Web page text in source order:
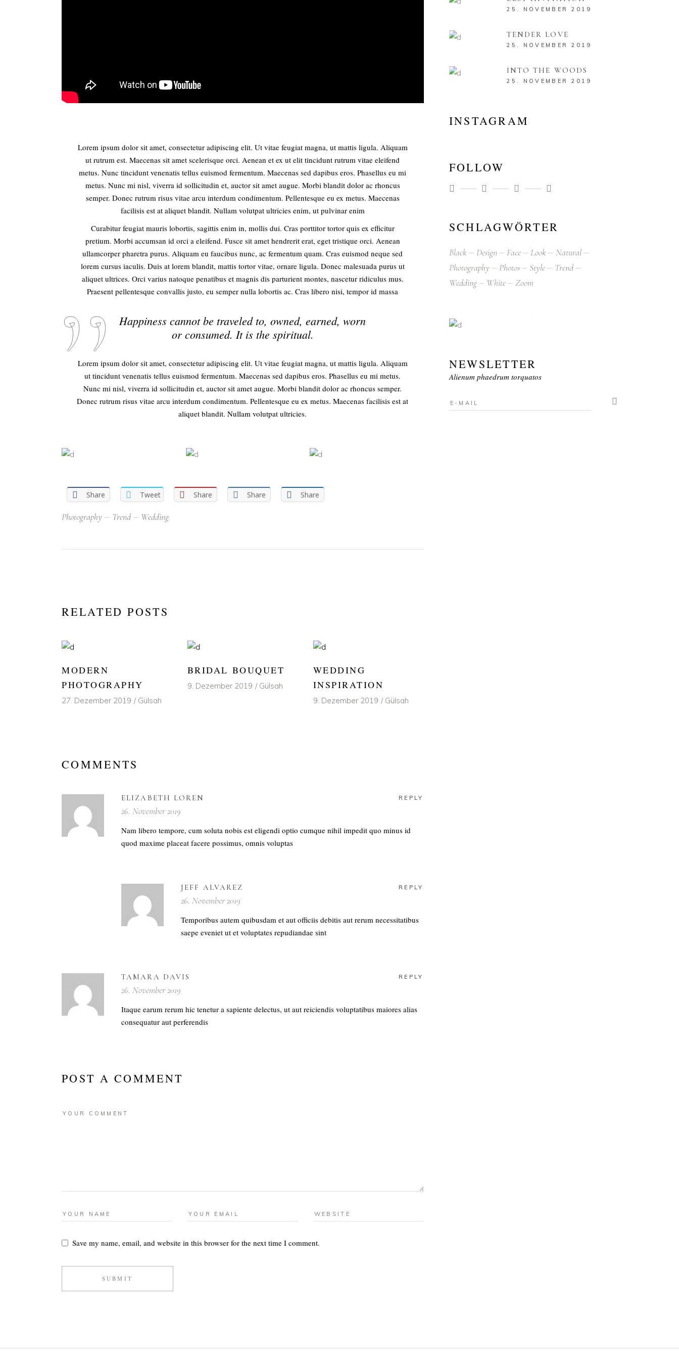
Lorem ipsum dolor sit amet, consectetur adipiscing elit. Ut vitae feugiat magna, ut mattis ligula. Aliquam
ut rutrum est. Maecenas sit amet scelerisque orci. Aenean et ex ut elit tincidunt rutrum vitae eleifend
metus. Nunc tincidunt venenatis tellus euismod fermentum. Maecenas sed dapibus eros. Phasellus eu mi
metus. Nunc mi nisl, viverra id sollicitudin et, auctor sit amet augue. Morbi blandit dolor ac rhoncus
semper. Donec rutrum risus vitae arcu interdum condimentum. Pellentesque eu ex metus. Maecenas
facilisis est at aliquet blandit. Nullam volutpat ultricies enim, ut pulvinar enim
Curabitur feugiat mauris lobortis, sagittis enim in, mollis dui. Cras porttitor tortor quis ex efficitur
pretium. Morbi accumsan id orci a eleifend. Fusce sit amet hendrerit erat, eget tristique orci. Aenean
ullamcorper pharetra purus. Aliquam eu faucibus nunc, ac fermentum quam. Cras euismod neque sed
lorem cursus iaculis. Duis at lorem blandit, mattis tortor vitae, ornare ligula. Donec malesuada purus ut
aliquet ultrices. Orci varius natoque penatibus et magnis dis parturient montes, nascetur ridiculus mus.
Praesent pellentesque convallis justo, eu semper nulla lobortis ac. Cras libero nisi, tempor id massa
Happiness cannot be traveled to, owned, earned, worn
or consumed. It is the spiritual.
Lorem ipsum dolor sit amet, consectetur adipiscing elit. Ut vitae feugiat magna, ut mattis ligula. Aliquam
ut tincidunt venenatis tellus euismod fermentum. Maecenas sed dapibus eros. Phasellus eu mi metus.
Nunc mi nisl, viverra id sollicitudin et, auctor sit amet augue. Morbi blandit dolor ac rhoncus semper.
Donec rutrum risus vitae arcu interdum condimentum. Pellentesque eu ex metus. Maecenas facilisis est at
aliquet blandit. Nullam volutpat ultricies.
Share Tweet Share Share Share
Photography Trend Wedding
RELATED POSTS
MODERN
PHOTOGRAPHY
27. Dezember 2019 Gülsah
BRIDAL BOUQUET
9. Dezember 2019 Gülsah
WEDDING
INSPIRATION
9. Dezember 2019 Gülsah
COMMENTS
ELIZABETH LOREN REPLY
26. November 2019
Nam libero tempore, cum soluta nobis est eligendi optio cumque nihil impedit quo minus id
quod maxime placeat facere possimus, omnis voluptas
JEFF ALVAREZ REPLY
26. November 2019
Temporibus autem quibusdam et aut officiis debitis aut rerum necessitatibus
saepe eveniet ut et voluptates repudiandae sint
TAMARA DAVIS REPLY
26. November 2019
Itaque earum rerum hic tenetur a sapiente delectus, ut aut reiciendis voluptatibus maiores alias
consequatur aut perferendis
POST A COMMENT
Save my name, email, and website in this browser for the next time I comment.
SUBMIT
25. NOVEMBER 2019
TENDER LOVE
25. NOVEMBER 2019
INTO THE WOODS
25. NOVEMBER 2019
INSTAGRAM
FOLLOW
SCHLAGWÖRTER
Black Design Face Look
Natural
Photography
Photos Style
Trend
Wedding
White Zoom
NEWSLETTER
Alienum phaedrum torquatos